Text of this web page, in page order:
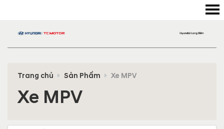
Trang chủ Sản Phẩm Xe MPV
Xe MPV